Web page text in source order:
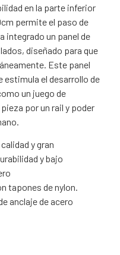
en la parte inferior
permite el paso de
integrado un panel de
diseñado para que
Este panel
estimula el desarrollo de
un juego de
por un rail y poder
y gran
y bajo
tapones de nylon.
anclaje de acero